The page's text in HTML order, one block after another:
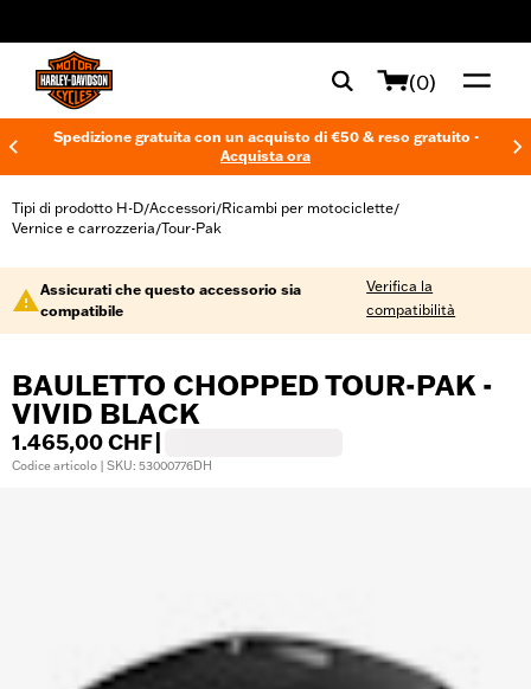
(0)
Spedizione gratuita con un acquisto di €50 & reso gratuito -
Acquista ora
Tipi di prodotto H-D/Accessori/Ricambi per motociclette/
Vernice e carrozzeria/Tour-Pak
Assicurati che questo accessorio sia
compatibile
Verifica la
compatibilità
BAULETTO CHOPPED TOUR-PAK -
VIVID BLACK
1.465,00 CHF
Codice articolo | SKU: 53000776DH